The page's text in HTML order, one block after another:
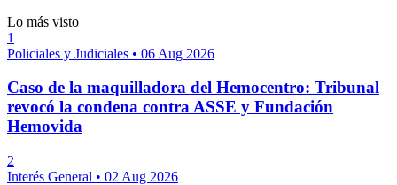
Lo más visto
1
Policiales y Judiciales • 06 Aug 2026
Caso de la maquilladora del Hemocentro: Tribunal
revocó la condena contra ASSE y Fundación
Hemovida
2
Interés General • 02 Aug 2026